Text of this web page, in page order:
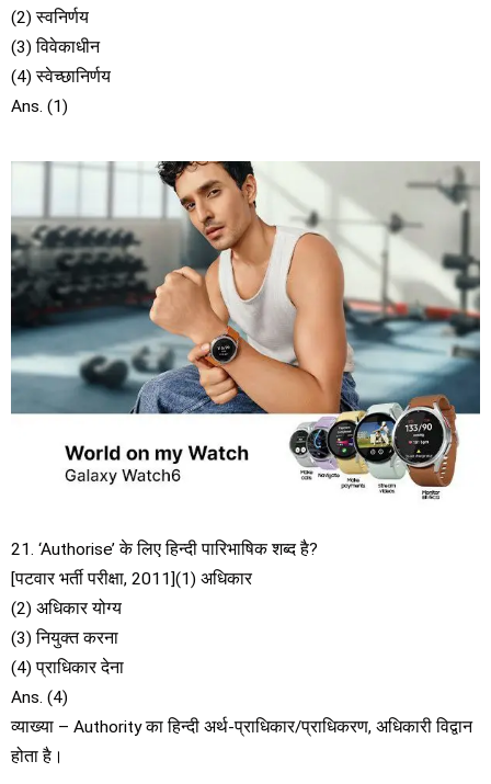
(2) स्वनिर्णय
(3) विवेकाधीन
(4) स्वेच्छानिर्णय
Ans. (1)
21. ‘Authorise’ के लिए हिन्दी पारिभाषिक शब्द है?
[पटवार भर्ती परीक्षा, 2011](1) अधिकार
(2) अधिकार योग्य
(3) नियुक्त करना
(4) प्राधिकार देना
Ans. (4)
व्याख्या – Authority का हिन्दी अर्थ-प्राधिकार/प्राधिकरण, अधिकारी विद्वान
होता है।